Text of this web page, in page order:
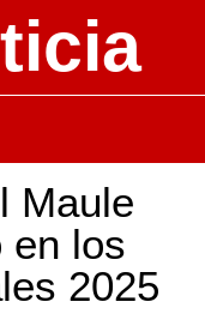
Maule
en los
2025